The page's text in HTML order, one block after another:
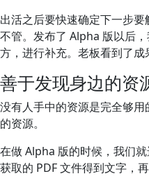
出活之后要快速确定下一步
不管。发布了 Alpha 版以后
方，进行补充。老板看到了成
善于发现身边的资
没有人手中的资源是完全够
的资源。
在做 Alpha 版的时候，我们
获取的 PDF 文件得到文字，